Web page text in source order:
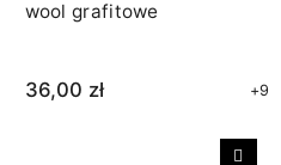
wool grafitowe
36,00 zł +9